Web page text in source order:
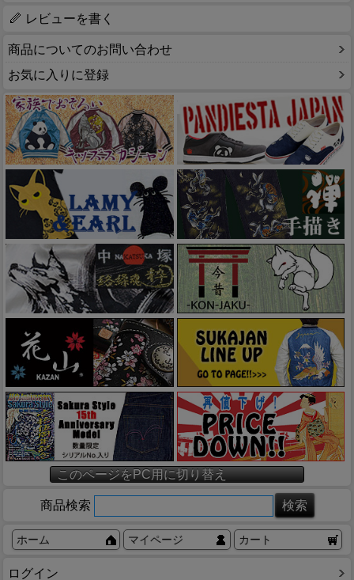
レビューを書く
商品についてのお問い合わせ
お気に入りに登録
このページをPC用に切り替え
商品検索
ホーム マイページ カート
ログイン